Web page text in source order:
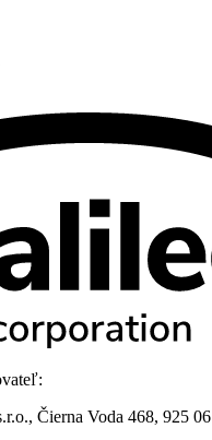
Čierna Voda 468, 925 06